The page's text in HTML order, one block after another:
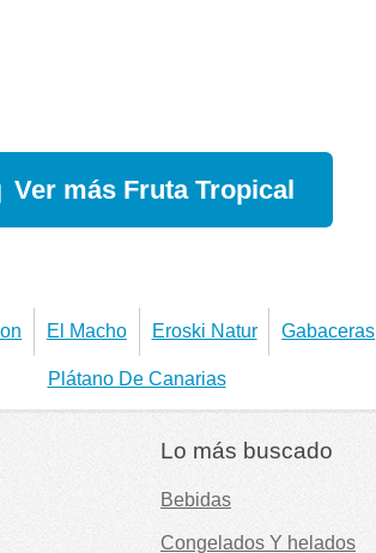
Ver más Fruta Tropical
El Macho Eroski Natur Gabaceras
Plátano De Canarias
Lo más buscado
Bebidas
Congelados Y helados